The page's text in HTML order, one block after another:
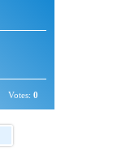
Votes: 0